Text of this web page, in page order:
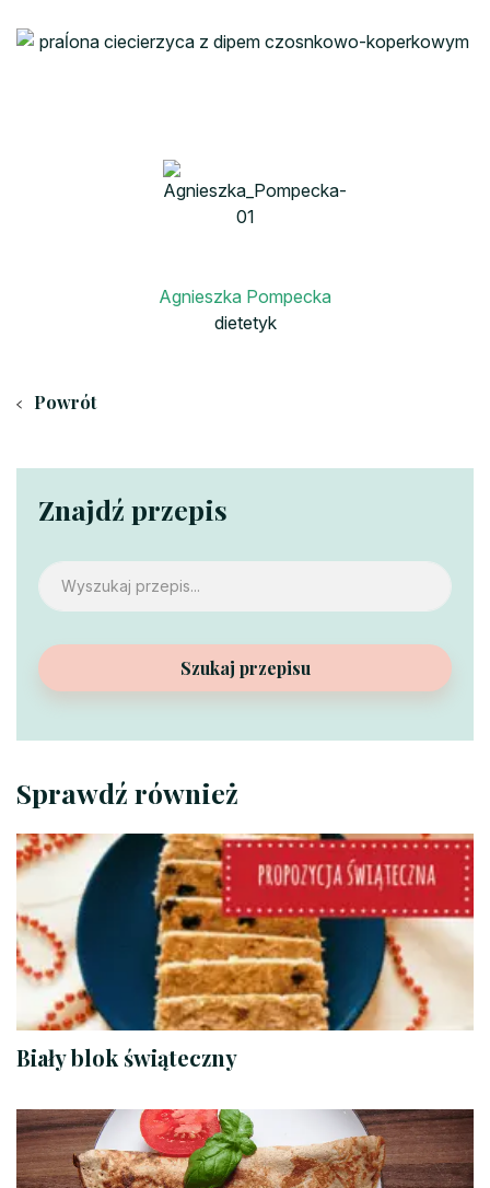
Agnieszka Pompecka
dietetyk
Powrót
Znajdź przepis
Szukaj przepisu
Sprawdź również
Biały blok świąteczny